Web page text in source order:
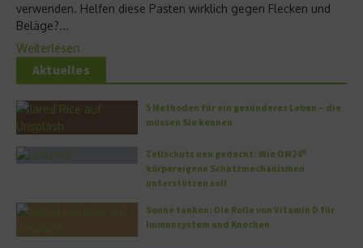
verwenden. Helfen diese Pasten wirklich gegen Flecken und
Beläge?...
Weiterlesen
Aktuelles
5 Methoden für ein gesünderes Leben – die
müssen Sie kennen
Zellschutz neu gedacht: Wie OM24®
körpereigene Schutzmechanismen
unterstützen soll
Sonne tanken: Die Rolle von Vitamin D für
Immunsystem und Knochen